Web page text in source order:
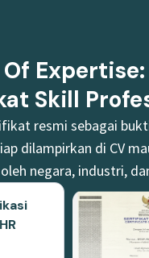
Expertise:
Skill
resmi sebagai
dilampirkan di CV
negara, industri,